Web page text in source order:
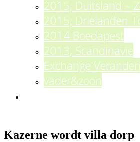
2015, Duitsland –
2015, Drielanden
2014 Boedapest
2013, Scandinavie
Exchange
vader&zoon
Kazerne wordt villa dorp